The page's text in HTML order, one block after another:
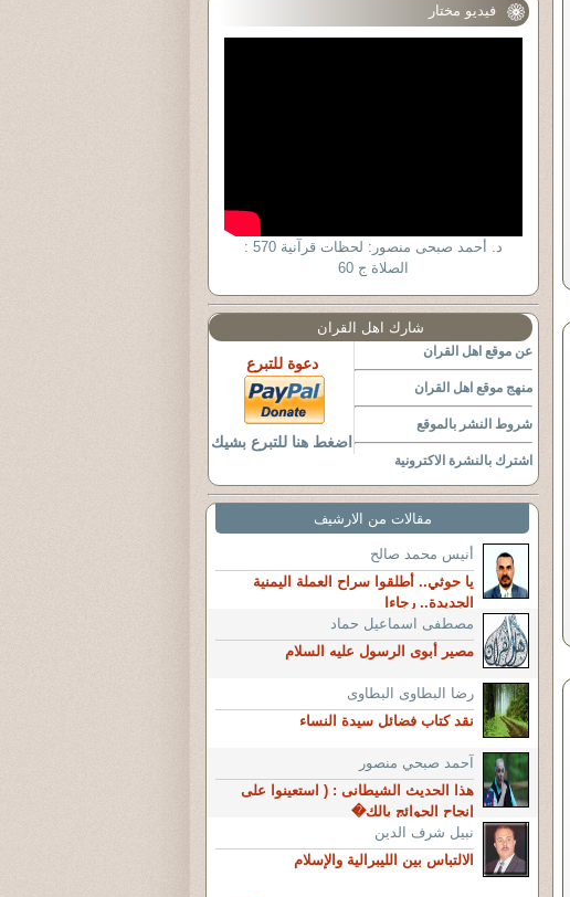
فيديو مختار
د. أحمد صبحى منصور: لحظات قرآنية 570 :
الصلاة ج 60
شارك اهل القران
عن موقع اهل القران
منهج موقع اهل القران
شروط النشر بالموقع
اشترك بالنشرة الاكترونية
دعوة للتبرع
اضغط هنا للتبرع بشيك
مقالات من الارشيف
أنيس محمد صالح
يا حوثي.. أطلقوا سراح العملة اليمنية
الجديدة.. رجاءا
مصطفى اسماعيل حماد
مصير أبوى الرسول عليه السلام
رضا البطاوى البطاوى
نقد كتاب فضائل سيدة النساء
آحمد صبحي منصور
هذا الحديث الشيطانى : ( استعينوا على
إنجاح الحوائج بالك�
نبيل شرف الدين
الالتباس بين الليبرالية والإسلام